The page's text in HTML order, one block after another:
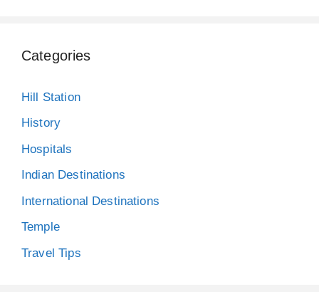
Categories
Hill Station
History
Hospitals
Indian Destinations
International Destinations
Temple
Travel Tips